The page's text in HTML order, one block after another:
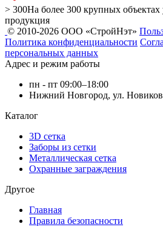
> 300На более 300 крупных объектах
продукция
© 2010-2026 ООО «СтройНэт»
Политика конфиденциальности
персональных данных
Адрес и режим работы
пн - пт 09:00–18:00
Нижний Новгород, ул.
Каталог
3D сетка
Заборы из сетки
Металлическая сетка
Охранные заграждения
Другое
Главная
Правила безопасности